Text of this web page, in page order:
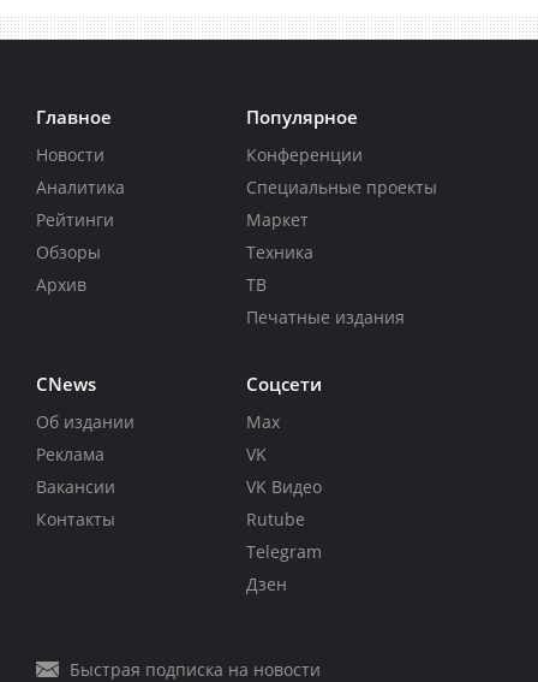
Главное
Новости
Аналитика
Рейтинги
Обзоры
Архив
Популярное
Конференции
Специальные проекты
Маркет
Техника
ТВ
Печатные издания
CNews
Об издании
Реклама
Вакансии
Контакты
Соцсети
Max
VK
VK Видео
Rutube
Telegram
Дзен
Быстрая подписка на новости